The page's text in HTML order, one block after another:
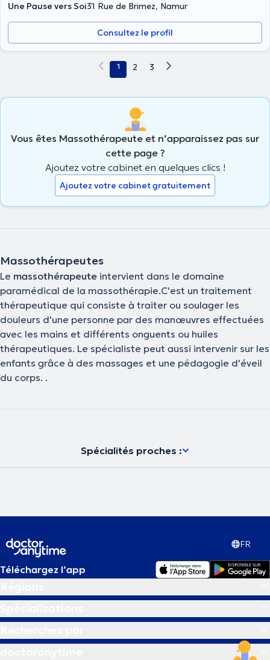
Une Pause vers Soi31 Rue de Brimez, Namur
Consultez le profil
1 2 3
Vous êtes Massothérapeute et n’apparaissez pas sur
cette page ?
Ajoutez votre cabinet en quelques clics !
Ajoutez votre cabinet gratuitement
Massothérapeutes
Le massothérapeute intervient dans le domaine
paramédical de la massothérapie.C'est un traitement
thérapeutique qui consiste à traiter ou soulager les
douleurs d'une personne par des manœuvres effectuées
avec les mains et différents onguents ou huiles
thérapeutiques. Le spécialiste peut aussi intervenir sur les
enfants grâce à des massages et une pédagogie d'éveil
du corps. .
Spécialités proches :
FR
Téléchargez l’app